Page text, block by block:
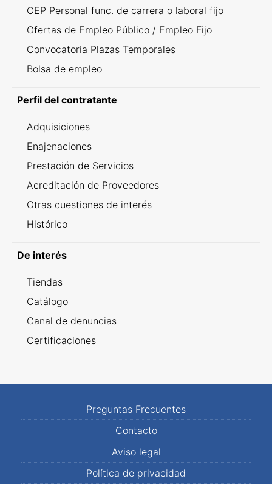
OEP Personal func. de carrera o laboral fijo
Ofertas de Empleo Público / Empleo Fijo
Convocatoria Plazas Temporales
Bolsa de empleo
Perfil del contratante
Adquisiciones
Enajenaciones
Prestación de Servicios
Acreditación de Proveedores
Otras cuestiones de interés
Histórico
De interés
Tiendas
Catálogo
Canal de denuncias
Certificaciones
Preguntas Frecuentes
Contacto
Aviso legal
Política de privacidad